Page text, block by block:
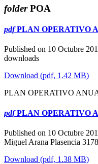
folder POA
pdf PLAN OPERATIVO
Published on 10 Octubre
downloads
Download (pdf, 1.42 MB)
PLAN OPERATIVO
pdf PLAN OPERATIVO
Published on 10 Octubre
Miguel Arana Plasencia
Download (pdf, 1.38 MB)